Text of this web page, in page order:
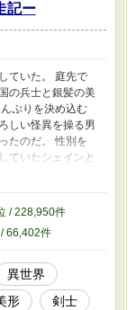
記ー
ていた。 庭先で
の兵士と銀髪の美
ぷりを決め込む
しい怪異を操る男
たのだ。 性別を
ていたシェインと
決めた。しかし、
大聖騎士団に所属
追っ手に追わ
は隠されていた事
/ 228,950件
66,402件
異世界
形
剣士